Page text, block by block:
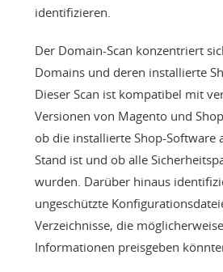
identifizieren.
Der Domain-Scan konzentriert
Domains und deren installierte
Dieser Scan ist kompatibel mit
Versionen von Magento und
ob die installierte Shop-Software
Stand ist und ob alle
wurden. Darüber hinaus
ungeschützte
Verzeichnisse, die
Informationen preisgeben